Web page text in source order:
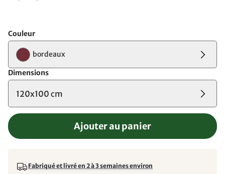
Couleur
bordeaux
Dimensions
120x100 cm
Ajouter au panier
Fabriqué et livré en 2 à 3 semaines environ